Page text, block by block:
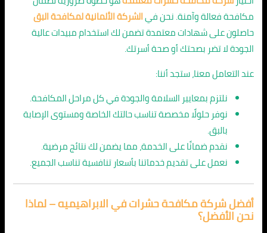
مكافحة فعالة وآمنة. نحن فيالشركة الألمانية لمكافحة البق
حاصلون على شهادات معتمدة تضمن لك استخدام مبيدات عالية
الجودة لا تضر بصحتك أو صحة أسرتك.
عند التعامل معنا، ستجد أننا:
نلتزم بمعايير السلامة والجودة في كل مراحل المكافحة.
نوفر حلولًا مخصصة تناسب حالتك الخاصة ومستوى الإصابة
بالبق.
نقدم ضمانًا على الخدمة، مما يضمن لك نتائج مرضية.
نعمل على تقديم خدماتنا بأسعار تنافسية تناسب الجميع.
أفضل شركة مكافحة حشرات في الابراهيميه – لماذا
نحن الأفضل؟